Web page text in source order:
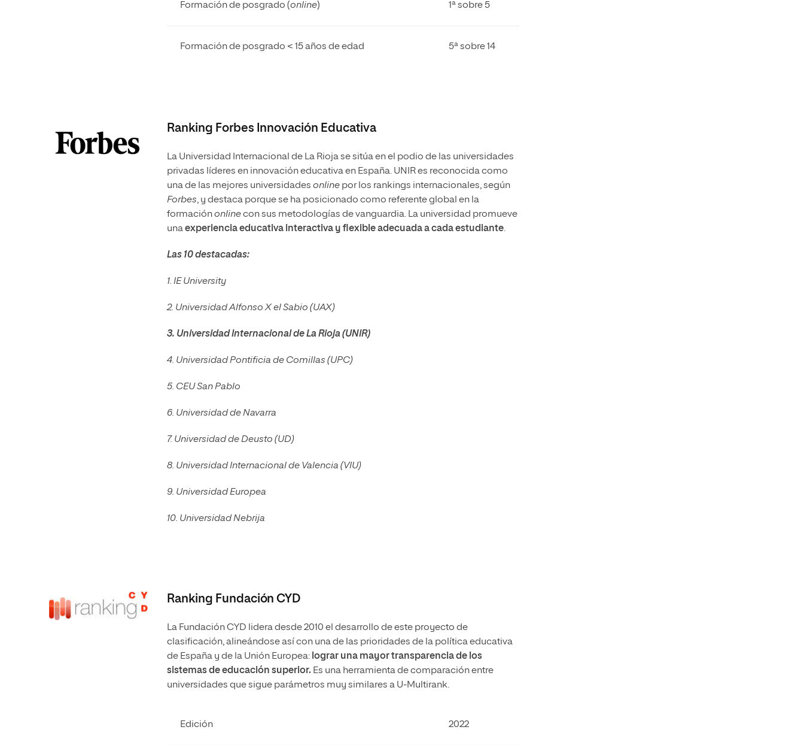
Formación de posgrado (online) 1ª sobre 5
Formación de posgrado < 15 años de edad 5ª sobre 14
Ranking Forbes Innovación Educativa
La Universidad Internacional de La Rioja se sitúa en el podio de las universidades
privadas líderes en innovación educativa en España. UNIR es reconocida como
una de las mejores universidades onlinepor los rankings internacionales, según
Forbes, y destaca porque se ha posicionado como referente global en la
formaciónonlinecon sus metodologías de vanguardia. La universidad promueve
unaexperiencia educativa interactiva y flexible adecuada a cada estudiante.
Las 10 destacadas:
1. IE University
2. Universidad Alfonso X el Sabio (UAX)
3. Universidad Internacional de La Rioja (UNIR)
4. Universidad Pontificia de Comillas (UPC)
5. CEU San Pablo
6. Universidad de Navarra
7. Universidad de Deusto (UD)
8. Universidad Internacional de Valencia (VIU)
9. Universidad Europea
10. Universidad Nebrija
Ranking Fundación CYD
La Fundación CYD lidera desde 2010 el desarrollo de este proyecto de
clasificación, alineándose así con una de las prioridades de la política educativa
de España y de la Unión Europea: lograr una mayor transparencia de los
sistemas de educación superior. Es una herramienta de comparación entre
universidades que sigue parámetros muy similares a U-Multirank.
Edición 2022